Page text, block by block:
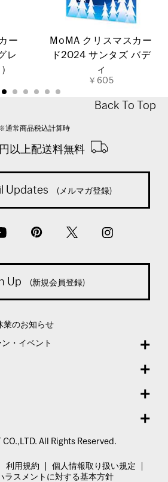
ー
レ
MoMA クリスマスカー
ド2024 サンタズ バデ
ィ
￥605
Back To Top
通常商品税込計算時
以上配送料無料
Updates (メルマガ登録)
Up (新規会員登録)
業のお知らせ
・イベント
All Rights Reserved.
利用規約
個人情報取り扱い規定
ラスメントに対する基本方針